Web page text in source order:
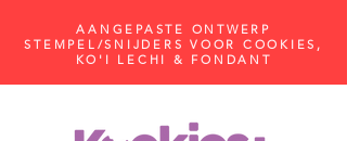
AANGEPASTE ONTWERP
STEMPEL/SNIJDERS VOOR COOKIES,
KO'I LECHI & FONDANT